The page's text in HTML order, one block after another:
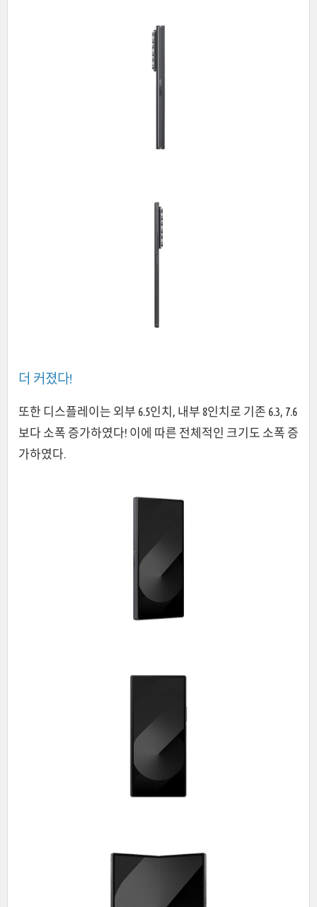
더 커졌다!
또한 디스플레이는 외부 6.5인치, 내부 8인치로 기존 6.3, 7.6
보다 소폭 증가하였다! 이에 따른 전체적인 크기도 소폭 증
가하였다.